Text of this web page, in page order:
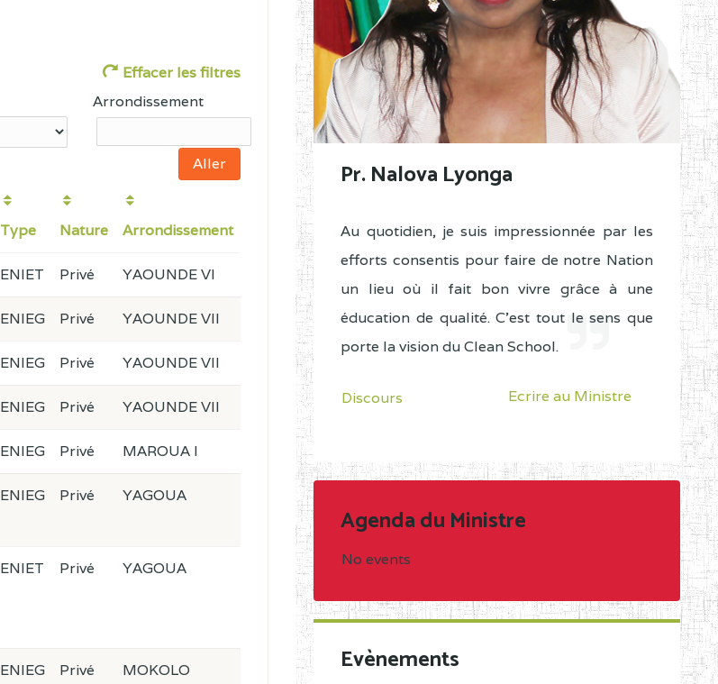
Effacer les filtres
Arrondissement
Type Nature Arrondissement
ENIET Privé YAOUNDE VI
ENIEG Privé YAOUNDE VII
ENIEG Privé YAOUNDE VII
ENIEG Privé YAOUNDE VII
ENIEG Privé MAROUA I
ENIEG Privé YAGOUA
ENIET Privé YAGOUA
ENIEG Privé MOKOLO
Pr. Nalova Lyonga
Au quotidien, je suis impressionnée par les
efforts consentis pour faire de notre Nation
un lieu où il fait bon vivre grâce à une
éducation de qualité. C'est tout le sens que
porte la vision du Clean School.
Discours Ecrire au Ministre
Agenda du Ministre
No events
Evènements